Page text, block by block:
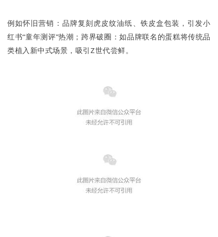
例如怀旧营销：品牌复刻虎皮纹油纸、铁皮盒包装，引发小
红书“童年测评”热潮；跨界破圈：如品牌联名的蛋糕将传统品
类植入新中式场景，吸引Z世代尝鲜。